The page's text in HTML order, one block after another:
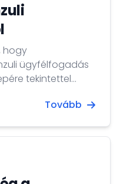
hogy
ügyfélfogadás
tekintettel
Tovább